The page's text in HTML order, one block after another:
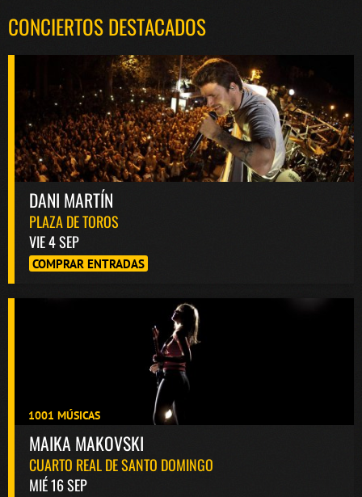
CONCIERTOS DESTACADOS
DANI MARTÍN
PLAZA DE TOROS
VIE 4 SEP
COMPRAR ENTRADAS
1001 MÚSICAS
MAIKA MAKOVSKI
CUARTO REAL DE SANTO DOMINGO
MIÉ 16 SEP